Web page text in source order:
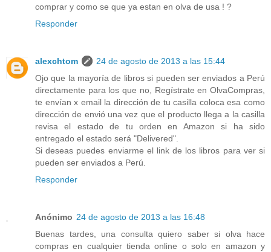
comprar y como se que ya estan en olva de usa ! ?
Responder
alexchtom
24 de agosto de 2013 a las 15:44
Ojo que la mayoría de libros si pueden ser enviados a Perú
directamente para los que no, Regístrate en OlvaCompras,
te envían x email la dirección de tu casilla coloca esa como
dirección de envió una vez que el producto llega a la casilla
revisa el estado de tu orden en Amazon si ha sido
entregado el estado será "Delivered".
Si deseas puedes enviarme el link de los libros para ver si
pueden ser enviados a Perú.
Responder
Anónimo 24 de agosto de 2013 a las 16:48
Buenas tardes, una consulta quiero saber si olva hace
compras en cualquier tienda online o solo en amazon y